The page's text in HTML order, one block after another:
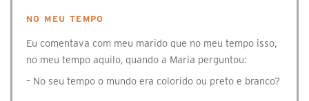
NO MEU TEMPO
Eu comentava com meu marido que no meu tempo isso,
no meu tempo aquilo, quando a Maria perguntou:
– No seu tempo o mundo era colorido ou preto e branco?